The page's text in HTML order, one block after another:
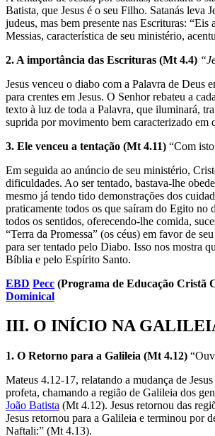
Batista, que Jesus é o seu Filho. Satanás leva
judeus, mas bem presente nas Escrituras:
Messias, característica de seu ministério,
2. A importância das Escrituras (Mt 4.4)
Jesus venceu o diabo com a Palavra de Deus
para crentes em Jesus. O Senhor rebateu a
texto à luz de toda a Palavra, que iluminará,
suprida por movimento bem caracterizado em
3. Ele venceu a tentação (Mt 4.11) “Com
Em seguida ao anúncio de seu ministério,
dificuldades. Ao ser tentado, bastava-lhe
mesmo já tendo tido demonstrações dos
praticamente todos os que saíram do Egito no
todos os sentidos, oferecendo-lhe comida,
“Terra da Promessa” (os céus) em favor de
para ser tentado pelo Diabo. Isso nos mostra
Bíblia e pelo Espírito Santo.
EBD Pecc (Programa de Educação Cristã
Dominical
III. O INÍCIO NA
1. O Retorno para a Galileia (Mt 4.12)
Mateus 4.12-17, relatando a mudança de
profeta, chamando a região de Galileia dos
João Batista (Mt 4.12). Jesus retornou das
Jesus retornou para a Galileia e terminou por
Naftali:” (Mt 4.13).